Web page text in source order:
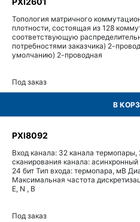
Топология матричного
плотности, состоящая из 128
соответствующую
потребностями заказчика) 2-
умолчанию) 2-проводная
Под заказ
В
PXI8092
Вход канала: 32 канала
сканирования канала:
24 бит Тип входа: термопара, мВ
Максимальная частота
E, N , B
Под заказ